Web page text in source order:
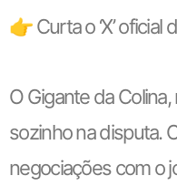
👉 Curta o ‘X’ oficial
O Gigante da
sozinho na disputa.
negociações com o